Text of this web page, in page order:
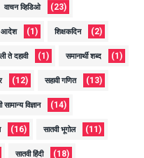
वाचन व्हिडिओ (23)
आदेश (1) शिक्षकदिन (2)
ते दहावी (1) समानार्थी शब्द (1)
(12) सहावी गणित (13)
सामान्य विज्ञान (14)
(16) सातवी भूगोल (11)
सातवी हिंदी (18)